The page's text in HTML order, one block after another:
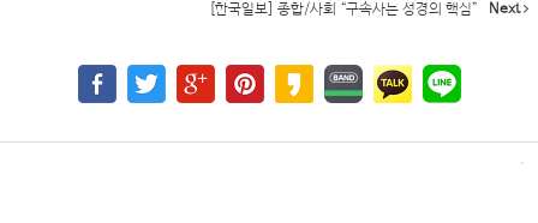
[한국일보] 종합/사회 “구속사는 성경의 핵심” Next